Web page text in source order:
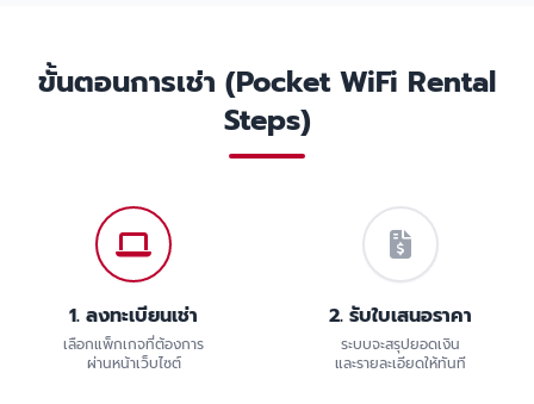
ขั้นตอนการเช่า (Pocket WiFi Rental
Steps)
1. ลงทะเบียนเช่า
เลือกแพ็กเกจที่ต้องการ
ผ่านหน้าเว็บไซต์
2. รับใบเสนอราคา
ระบบจะสรุปยอดเงิน
และรายละเอียดให้ทันที